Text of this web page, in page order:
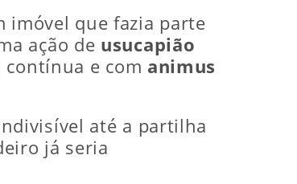
imóvel que fazia parte
ação de usucapião
contínua e com animus
até a partilha
já seria